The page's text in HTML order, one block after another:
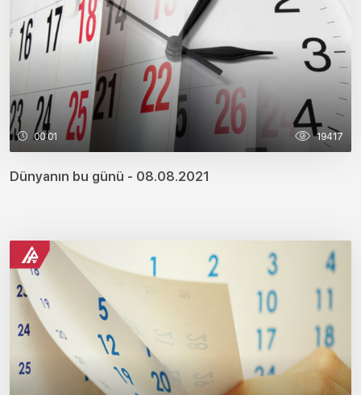
00:01 19417
Dünyanın bu günü - 08.08.2021